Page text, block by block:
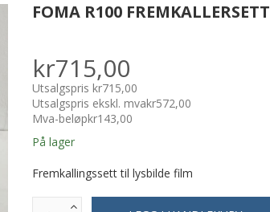
FOMA R100 FREMKALLERSETT
kr715,00
Utsalgspriskr715,00
Utsalgspris ekskl. mvakr572,00
Mva-beløpkr143,00
På lager
Fremkallingssett til lysbilde film